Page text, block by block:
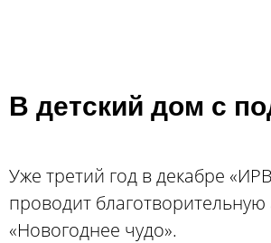
В детский дом с
Уже третий год в декабре
проводит
«Новогоднее чудо».